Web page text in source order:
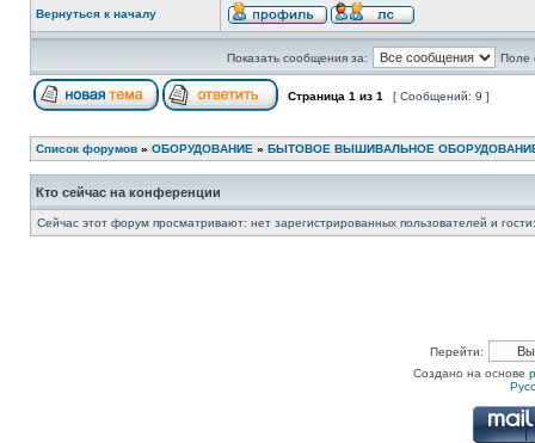
Вернуться к началу
Показать сообщения за: Поле
Страница 1 из 1 [ Сообщений: 9 ]
Список форумов » ОБОРУДОВАНИЕ » БЫТОВОЕ ВЫШИВАЛЬНОЕ
Кто сейчас на конференции
Сейчас этот форум просматривают: нет зарегистрированных пользователей и
Перейти:
Создано на основе